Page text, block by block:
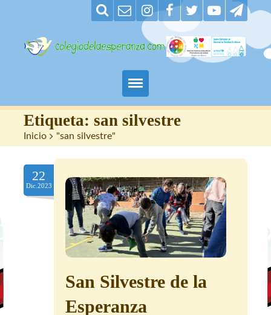
Padres
Alumnos
Maestros
Nuestro centro
Contacto
Etiqueta: san silvestre
Inicio > "san silvestre"
22
Dic.2023
San Silvestre de la
Esperanza